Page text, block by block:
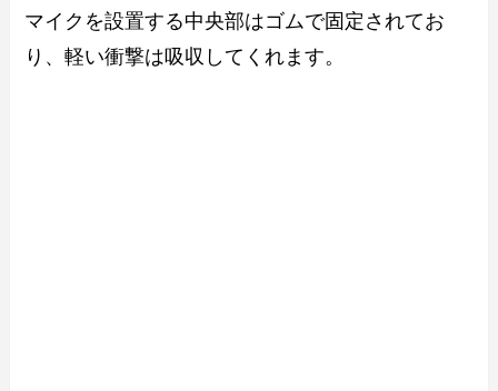
マイクを設置する中央部はゴムで固定されてお
り、軽い衝撃は吸収してくれます。